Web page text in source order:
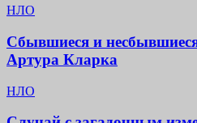
НЛО
Сбывшиеся и
Артура Кларка
НЛО